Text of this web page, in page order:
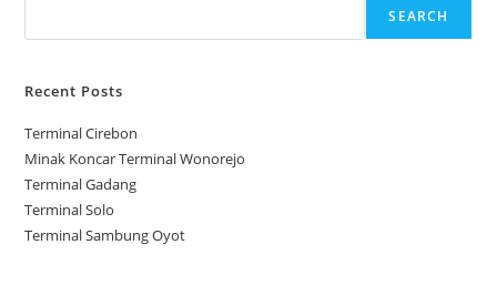
SEARCH
Recent Posts
Terminal Cirebon
Minak Koncar Terminal Wonorejo
Terminal Gadang
Terminal Solo
Terminal Sambung Oyot